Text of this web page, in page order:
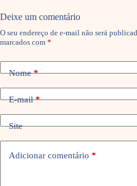
Deixe um comentário
O seu endereço de e-mail não será
marcados com *
Nome*
E-mail*
Site
Adicionar comentário *